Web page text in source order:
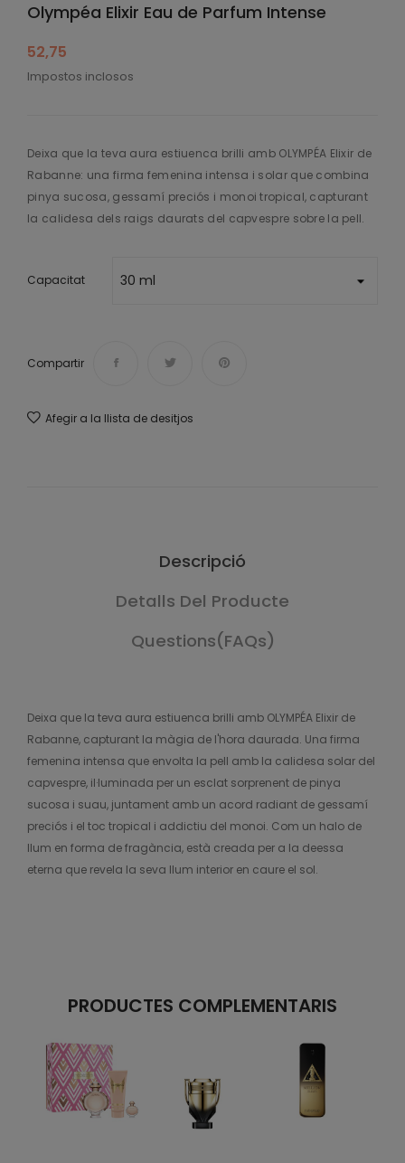
Olympéa Elixir Eau de Parfum Intense
52,75
Impostos inclosos
Deixa que la teva aura estiuenca brilli amb OLYMPÉA Elixir de
Rabanne: una firma femenina intensa i solar que combina
pinya sucosa, gessamí preciós i monoi tropical, capturant
la calidesa dels raigs daurats del capvespre sobre la pell.
Capacitat
Compartir
Afegir a la llista de desitjos
Descripció
Detalls Del Producte
Questions(FAQs)
Deixa que la teva aura estiuenca brilli amb OLYMPÉA Elixir de
Rabanne, capturant la màgia de l'hora daurada. Una firma
femenina intensa que envolta la pell amb la calidesa solar del
capvespre, il·luminada per un esclat sorprenent de pinya
sucosa i suau, juntament amb un acord radiant de gessamí
preciós i el toc tropical i addictiu del monoi. Com un halo de
llum en forma de fragància, està creada per a la deessa
eterna que revela la seva llum interior en caure el sol.
PRODUCTES COMPLEMENTARIS